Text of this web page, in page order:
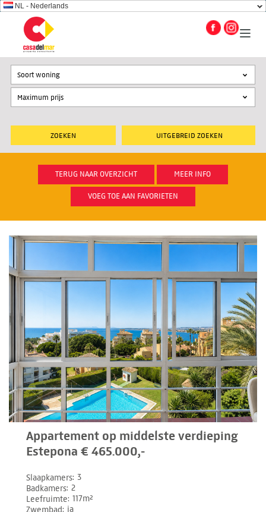
NL - Nederlands
UITGEBREID ZOEKEN
Soort woning
TERUG NAAR OVERZICHT MEER INFO
VOEG TOE AAN FAVORIETEN
Appartement op middelste verdieping
Estepona € 465.000,-
Slaapkamers 3
Badkamers 2
Leefruimte 117m²
Zwembad ja